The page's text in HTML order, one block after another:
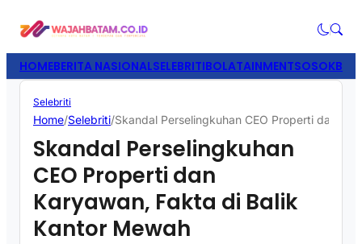
HOMEBERITA NASIONALSELEBRITIBOLATAINMENTSOSOK
Selebriti
Home/Selebriti/Skandal Perselingkuhan CEO Properti dan
Skandal Perselingkuhan
CEO Properti dan
Karyawan, Fakta di Balik
Kantor Mewah